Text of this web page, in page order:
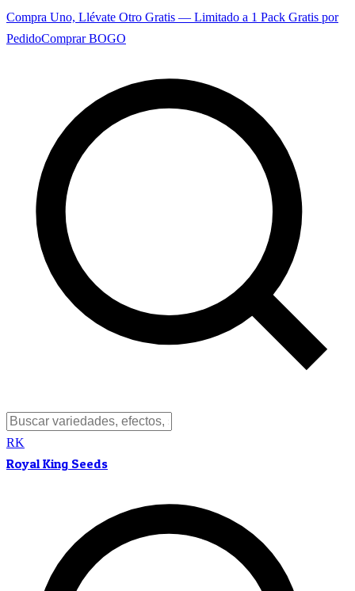
Compra Uno, Llévate Otro Gratis — Limitado a 1 Pack Gratis por
PedidoComprar BOGO
RK
Royal King Seeds